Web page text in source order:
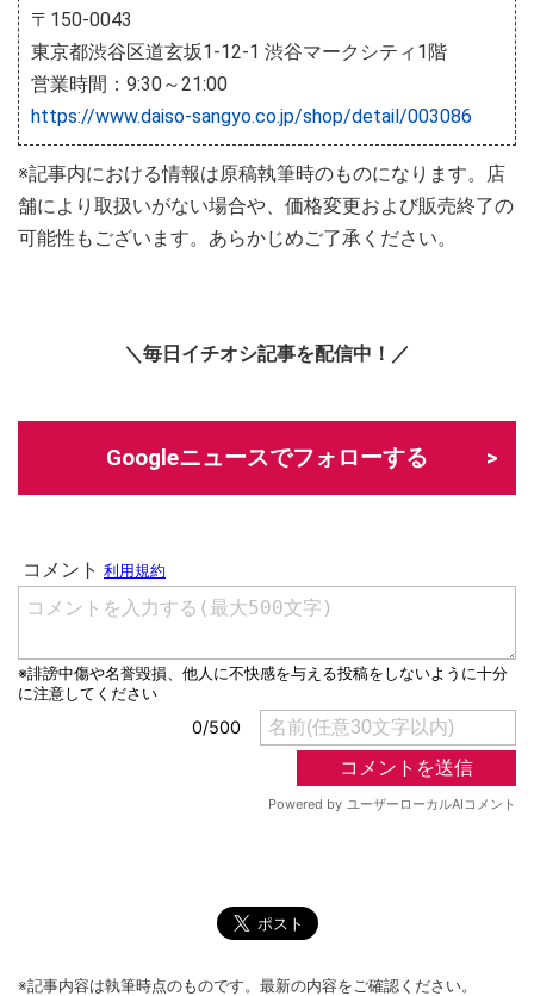
〒150-0043
東京都渋谷区道玄坂1-12-1 渋谷マークシティ1階
営業時間：9:30～21:00
https://www.daiso-sangyo.co.jp/shop/detail/003086
※記事内における情報は原稿執筆時のものになります。店
舗により取扱いがない場合や、価格変更および販売終了の
可能性もございます。あらかじめご了承ください。
＼毎日イチオシ記事を配信中！／
Googleニュースでフォローする
※記事内容は執筆時点のものです。最新の内容をご確認ください。